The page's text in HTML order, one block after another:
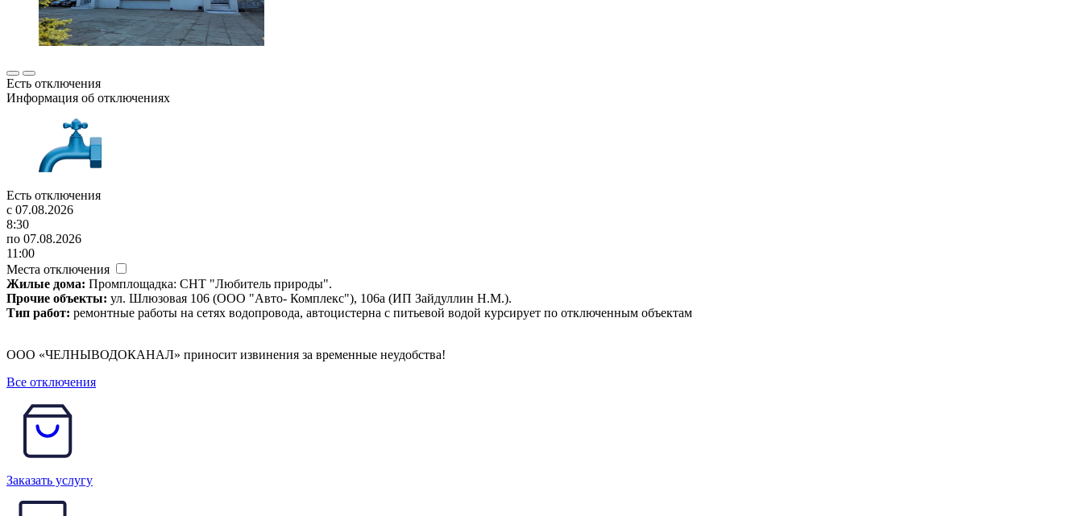
Есть отключения
Информация об отключениях
Есть отключения
c 07.08.2026
8:30
по 07.08.2026
11:00
Места отключения
Жилые дома: Промплощадка: СНТ "Любитель природы".
Прочие объекты: ул. Шлюзовая 106 (ООО "Авто- Комплекс"), 106а (ИП Зайдуллин Н.М.).
Тип работ: ремонтные работы на сетях водопровода, автоцистерна с питьевой водой курсирует по отключенным объектам
ООО «ЧЕЛНЫВОДОКАНАЛ» приносит извинения за временные неудобства!
Все отключения
Заказать услугу